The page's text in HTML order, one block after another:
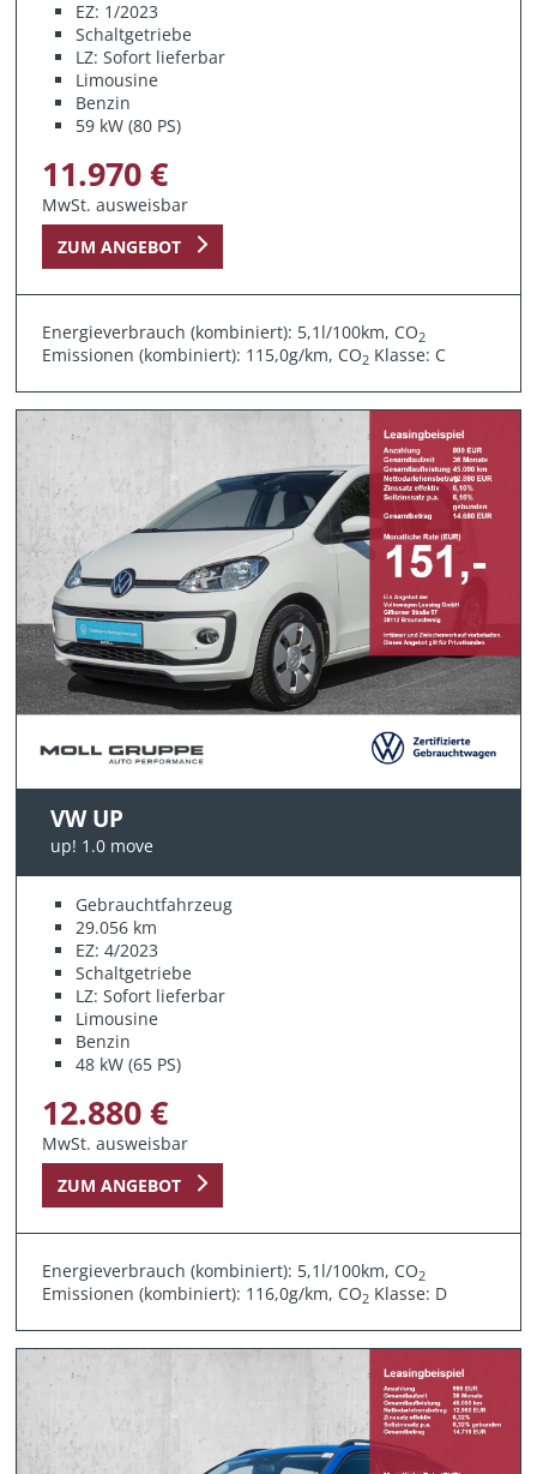
EZ: 1/2023
Schaltgetriebe
LZ: Sofort lieferbar
Limousine
Benzin
59 kW (80 PS)
11.970 €
MwSt. ausweisbar
ZUM ANGEBOT
Energieverbrauch (kombiniert): 5,1l/100km, CO2
Emissionen (kombiniert): 115,0g/km, CO2 Klasse: C
VW UP
up! 1.0 move
Gebrauchtfahrzeug
29.056 km
EZ: 4/2023
Schaltgetriebe
LZ: Sofort lieferbar
Limousine
Benzin
48 kW (65 PS)
12.880 €
MwSt. ausweisbar
ZUM ANGEBOT
Energieverbrauch (kombiniert): 5,1l/100km, CO2
Emissionen (kombiniert): 116,0g/km, CO2 Klasse: D